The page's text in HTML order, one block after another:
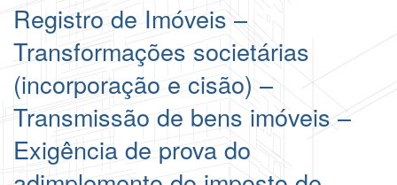
Registro de Imóveis –
Transformações societárias
(incorporação e cisão) –
Transmissão de bens imóveis –
Exigência de prova do